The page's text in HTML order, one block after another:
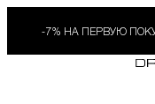
-7% НА ПЕРВУЮ